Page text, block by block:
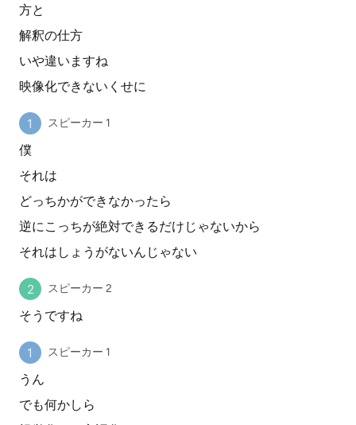
方と
解釈の仕方
いや違いますね
映像化できないくせに
スピーカー 1
僕
それは
どっちかができなかったら
逆にこっちが絶対できるだけじゃないから
それはしょうがないんじゃない
スピーカー 2
そうですね
スピーカー 1
うん
でも何かしら